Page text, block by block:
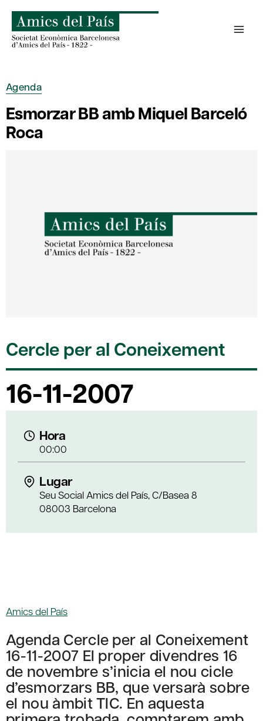
content
Agenda
Esmorzar BB amb Miquel Barceló
Roca
Cercle per al Coneixement
16-11-2007
Hora
00:00
Lugar
Seu Social Amics del País, C/Basea 8
08003 Barcelona
Amics del País
Agenda Cercle per al Coneixement
16-11-2007 El proper divendres 16
de novembre s’inicia el nou cicle
d’esmorzars BB, que versarà sobre
el nou àmbit TIC. En aquesta